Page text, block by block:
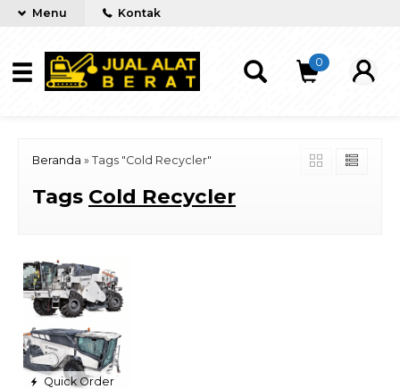
Menu Kontak
0
Beranda » Tags "Cold Recycler"
Tags Cold Recycler
Quick Order